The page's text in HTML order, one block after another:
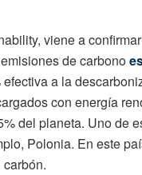
viene a
de carbono
a la
con energía
del planeta. Uno de
Polonia. En este